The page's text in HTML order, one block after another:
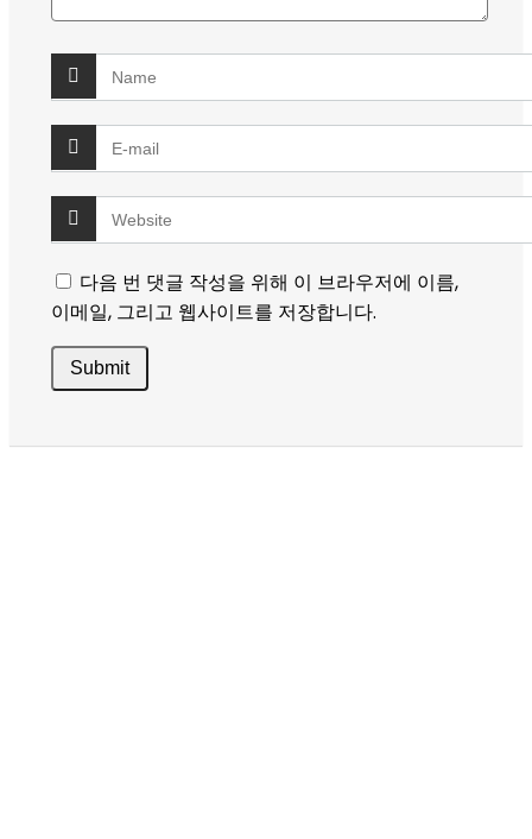
다음 번 댓글 작성을 위해 이 브라우저에 이름,
이메일, 그리고 웹사이트를 저장합니다.